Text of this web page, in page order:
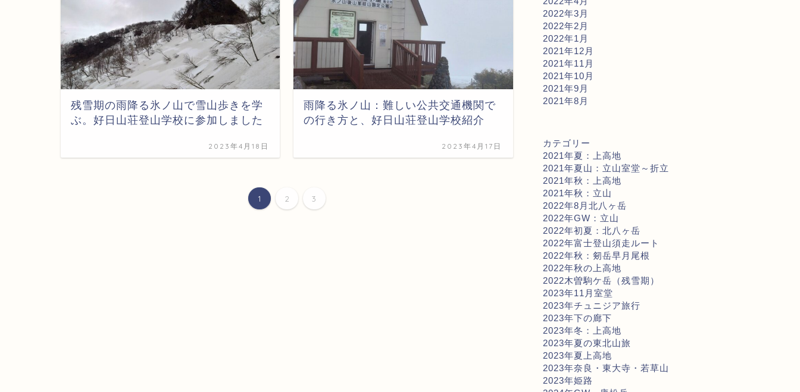
残雪期の雨降る氷ノ山で雪山歩きを学
ぶ。好日山荘登山学校に参加しました
2023年4月18日
雨降る氷ノ山：難しい公共交通機関で
の行き方と、好日山荘登山学校紹介
2023年4月17日
1 2 3
2022年3月
2022年2月
2022年1月
2021年12月
2021年11月
2021年10月
2021年9月
2021年8月
カテゴリー
2021年夏：上高地
2021年夏山：立山室堂～折立
2021年秋：上高地
2021年秋：立山
2022年8月北八ヶ岳
2022年GW：立山
2022年初夏：北八ヶ岳
2022年富士登山須走ルート
2022年秋：剱岳早月尾根
2022年秋の上高地
2022木曽駒ケ岳（残雪期）
2023年11月室堂
2023年チュニジア旅行
2023年下の廊下
2023年冬：上高地
2023年夏の東北山旅
2023年夏上高地
2023年奈良・東大寺・若草山
2023年姫路